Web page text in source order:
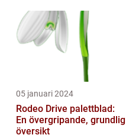
05 januari 2024
Rodeo Drive palettblad:
En övergripande, grundlig
översikt